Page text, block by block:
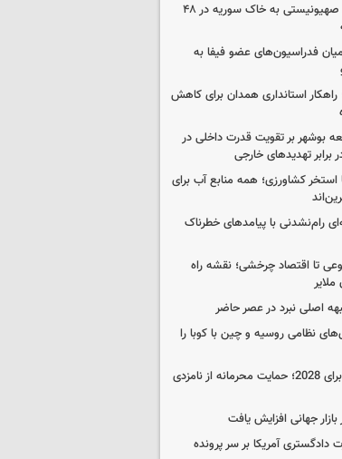
۱۷ تجاوز رژیم صهیونیستی به خاک سوریه در ۴۸
فدراسیون‌های عضو فیفا به
راهکار استانداری همدان برای کاهش
بوشهر بر تقویت قدرت داخلی در
برابر تهدیدهای خارجی
استخر کشاورزی؛ همه منابع آب برای
رام‌نشدنی با پیامدهای خطرناک
تا اقتصاد چرخشی؛ نقشه راه
اصلی نبرد در عصر حاضر
نظامی روسیه و چین با کوبا را
نسخه ترامپ برای 2028؛ حمایت محرمانه از نامزدی
جهانی افزایش یافت
دادگستری آمریکا بر سر پرونده